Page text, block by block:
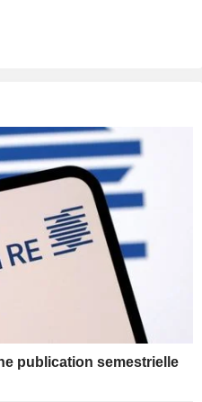
publication semestrielle